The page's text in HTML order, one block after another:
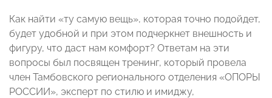
Как найти «ту самую вещь», которая точно подойдет,
будет удобной и при этом подчеркнет внешность и
фигуру, что даст нам комфорт? Ответам на эти
вопросы был посвящен тренинг, который провела
член Тамбовского регионального отделения «ОПОРЫ
РОССИИ», эксперт по стилю и имиджу,